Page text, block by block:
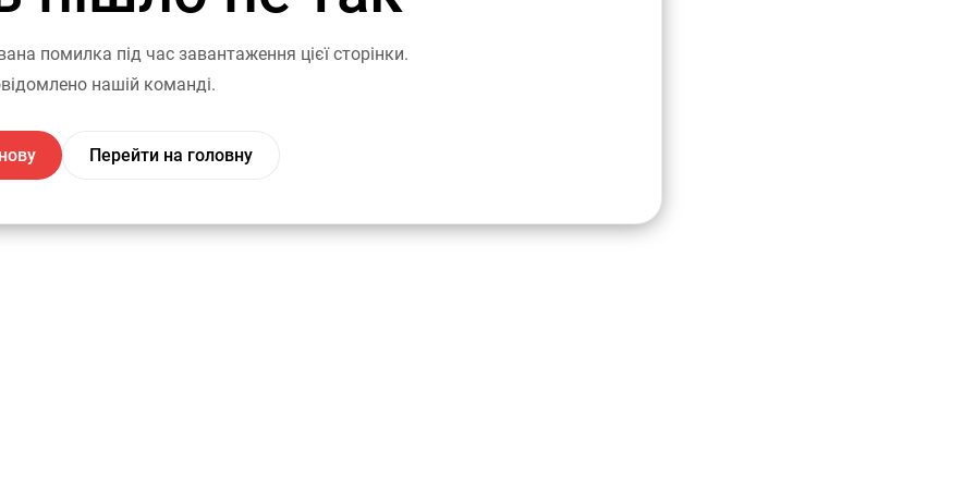
помилка під час завантаження цієї сторінки.
нашій команді.
Перейти на головну